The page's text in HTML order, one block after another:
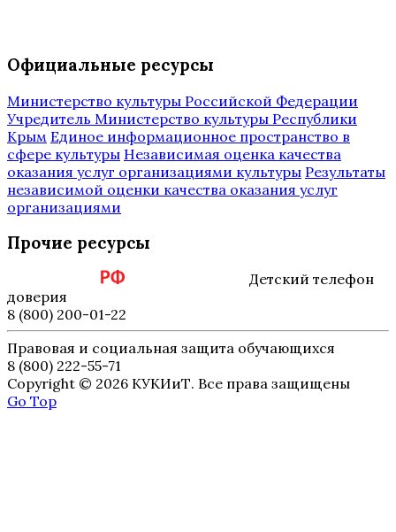
Официальные ресурсы
Министерство культуры Российской Федерации
Учредитель Министерство культуры Республики
Крым Единое информационное пространство в
сфере культуры Независимая оценка качества
оказания услуг организациями культуры Результаты
независимой оценки качества оказания услуг
организациями
Прочие ресурсы
Детский телефон
доверия
8 (800) 200-01-22
Правовая и социальная защита обучающихся
8 (800) 222-55-71
Copyright © 2026 КУКИиТ. Все права защищены
Go Top